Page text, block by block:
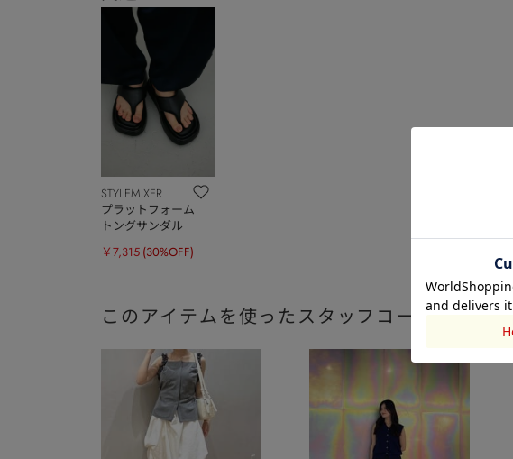
STYLEMIXER
プラットフォーム
トングサンダル
￥7,315 (30%OFF)
このアイテムを使ったスタッフコーディネート